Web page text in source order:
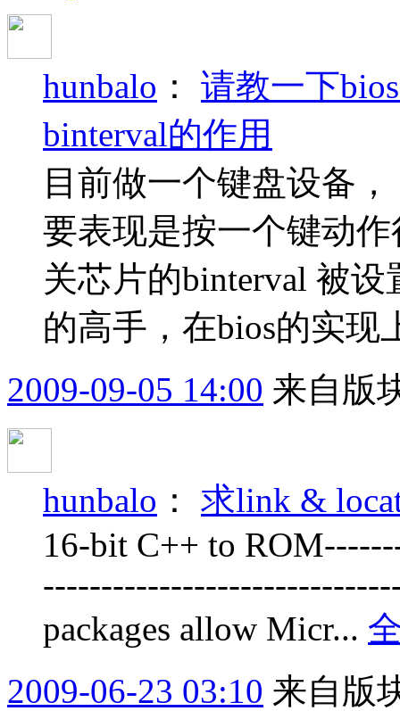
hunbalo ： 请教一下
binterval的作用
目前做一个键盘设备
要表现是按一个键动
关芯片的binterval 被
的高手，在bios的实现
2009-09-05 14:00 来自版
hunbalo ： 求link &
16-bit C++ to
packages allow Micr...
2009-06-23 03:10 来自版